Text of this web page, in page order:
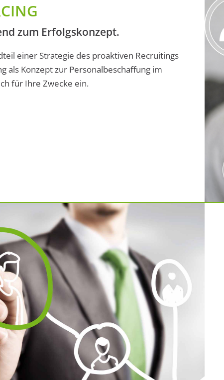
zum Erfolgskonzept.
einer Strategie des proaktiven Recruitings
als Konzept zur Personalbeschaffung im
für Ihre Zwecke ein.